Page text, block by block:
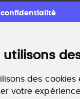
utilisons
des
votre
confidentialité